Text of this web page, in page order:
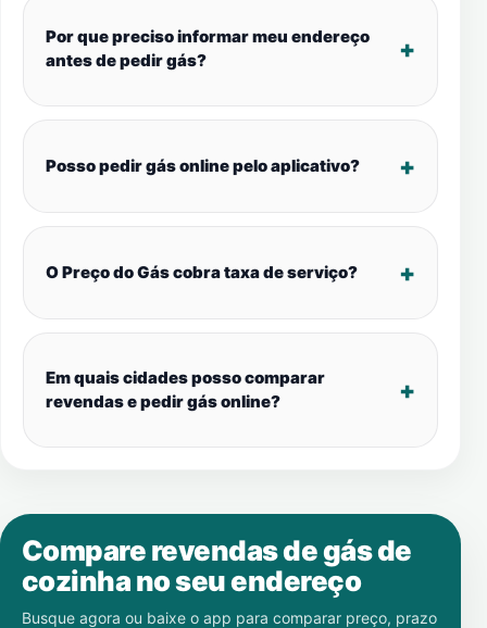
Por que preciso informar meu endereço
antes de pedir gás?
Posso pedir gás online pelo aplicativo?
O Preço do Gás cobra taxa de serviço?
Em quais cidades posso comparar
revendas e pedir gás online?
Compare revendas de gás de
cozinha no seu endereço
Busque agora ou baixe o app para comparar preço, prazo